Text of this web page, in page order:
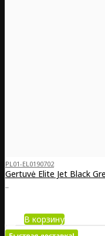
PL01-EL0190702
Gertuvė Elite Jet Black
..
В корзину